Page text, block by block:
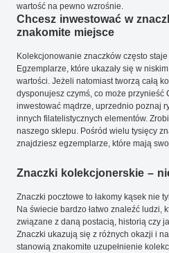
wartość na pewno wzrośnie.
Chcesz inwestować w
znakomite miejsce
Kolekcjonowanie znaczków często
Egzemplarze, które ukazały się w
wartości. Jeżeli natomiast tworzą całą
dysponujesz czymś, co może przynieść
inwestować mądrze, uprzednio poznaj
innych filatelistycznych elementów.
naszego sklepu. Pośród wielu tysięcy
znajdziesz egzemplarze, które mają
Znaczki kolekcjonerskie –
Znaczki pocztowe to łakomy kąsek nie
Na świecie bardzo łatwo znaleźć ludzi,
związane z daną postacią, historią czy
Znaczki ukazują się z różnych okazji i
stanowią znakomite uzupełnienie